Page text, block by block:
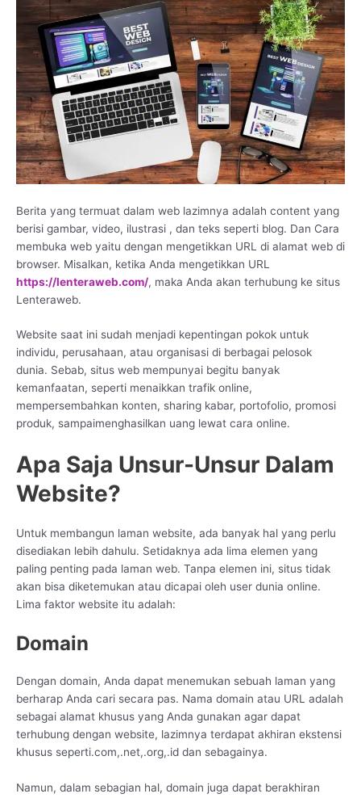
Berita yang termuat dalam web lazimnya adalah content yang
berisi gambar, video, ilustrasi , dan teks seperti blog. Dan Cara
membuka web yaitu dengan mengetikkan URL di alamat web di
browser. Misalkan, ketika Anda mengetikkan URL
https://lenteraweb.com/, maka Anda akan terhubung ke situs
Lenteraweb.
Website saat ini sudah menjadi kepentingan pokok untuk
individu, perusahaan, atau organisasi di berbagai pelosok
dunia. Sebab, situs web mempunyai begitu banyak
kemanfaatan, seperti menaikkan trafik online,
mempersembahkan konten, sharing kabar, portofolio, promosi
produk, sampaimenghasilkan uang lewat cara online.
Apa Saja Unsur-Unsur Dalam
Website?
Untuk membangun laman website, ada banyak hal yang perlu
disediakan lebih dahulu. Setidaknya ada lima elemen yang
paling penting pada laman web. Tanpa elemen ini, situs tidak
akan bisa diketemukan atau dicapai oleh user dunia online.
Lima faktor website itu adalah:
Domain
Dengan domain, Anda dapat menemukan sebuah laman yang
berharap Anda cari secara pas. Nama domain atau URL adalah
sebagai alamat khusus yang Anda gunakan agar dapat
terhubung dengan website, lazimnya terdapat akhiran ekstensi
khusus seperti.com,.net,.org,.id dan sebagainya.
Namun, dalam sebagian hal, domain juga dapat berakhiran